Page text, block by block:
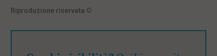
Riproduzione riservata ©